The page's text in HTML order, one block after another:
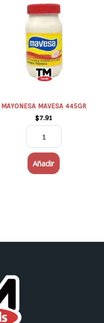
MAYONESA MAVESA 445GR
$7.91
MAVESA
445GR
cantidad
Añadir